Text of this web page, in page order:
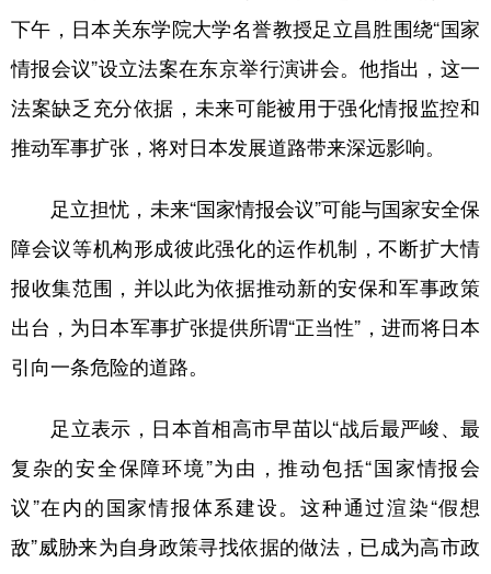
彩票 娱乐 时尚 悦读
公益 一带一路 亚太网 上市公司
文化产业
北京 天津 河北 山西
辽宁 吉林 上海 江苏
浙江 安徽 福建 江西
山东 河南
广东 广西 海南 重庆
四川 贵州 云南 西藏
陕西 甘肃 青海 宁夏
下午，日本关东学院大学名誉教授足立昌胜围绕“国家
情报会议”设立法案在东京举行演讲会。他指出，这一
法案缺乏充分依据，未来可能被用于强化情报监控和
推动军事扩张，将对日本发展道路带来深远影响。
足立担忧，未来“国家情报会议”可能与国家安全保
障会议等机构形成彼此强化的运作机制，不断扩大情
报收集范围，并以此为依据推动新的安保和军事政策
出台，为日本军事扩张提供所谓“正当性”，进而将日本
引向一条危险的道路。
足立表示，日本首相高市早苗以“战后最严峻、最
复杂的安全保障环境”为由，推动包括“国家情报会
议”在内的国家情报体系建设。这种通过渲染“假想
敌”威胁来为自身政策寻找依据的做法，已成为高市政